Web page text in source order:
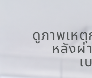
ดูภาพเห
หลังผ่
เ